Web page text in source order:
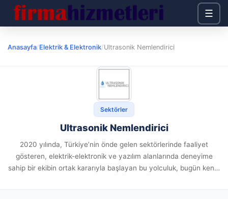
☰
Anasayfa/Elektrik & Elektronik/Ultrasonik Nemlendirici
Sektörler
Ultrasonik Nemlendirici
2020 yılında, Türkiye’nin önde gelen sektörlerinde faaliyet
gösteren, elektrik-elektronik ve yazılım alanlarında deneyime
sahip bir ekibin ortak kararıyla başlayan bu yolculuk, bugün kendi